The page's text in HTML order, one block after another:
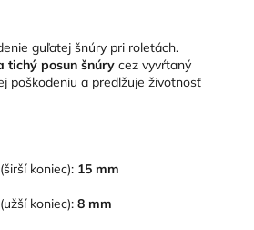
guľatej šnúry pri roletách.
tichý posun šnúry cez vyvŕtaný
poškodeniu a predlžuje životnosť
koniec): 15 mm
koniec): 8 mm